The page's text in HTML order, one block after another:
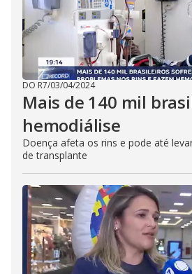
DO R7/03/04/2024
Mais de 140 mil
hemodiálise
Doença afeta os rins e pode até
de transplante